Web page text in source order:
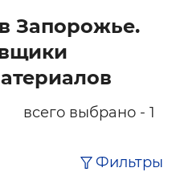
Запорожье.
всего выбрано - 1
Фильтры